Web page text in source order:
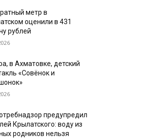
метр в
оценили в 431
рублей
в Ахматовке, детский
«Совёнок и
предупредил
Крылатского: воду из
родников нельзя